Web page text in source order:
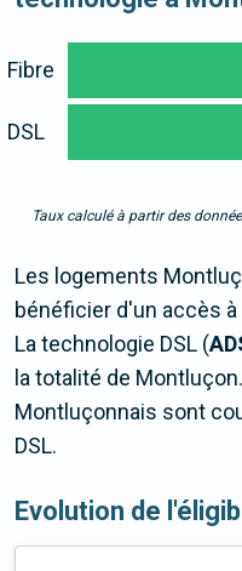
Fibre
DSL
Taux calculé à partir des
Les logements
bénéficier d'un accès à
La technologie DSL (
la totalité de
Montluçonnais sont
DSL.
Evolution de